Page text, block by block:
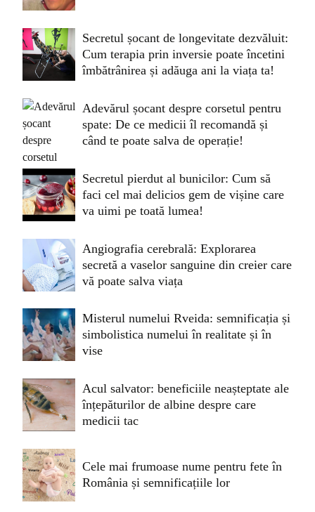
Secretul șocant de longevitate dezvăluit:
Cum terapia prin inversie poate încetini
îmbătrânirea și adăuga ani la viața ta!
Adevărul șocant despre corsetul pentru
spate: De ce medicii îl recomandă și
când te poate salva de operație!
Secretul pierdut al bunicilor: Cum să
faci cel mai delicios gem de vișine care
va uimi pe toată lumea!
Angiografia cerebrală: Explorarea
secretă a vaselor sanguine din creier care
vă poate salva viața
Misterul numelui Rveida: semnificația și
simbolistica numelui în realitate și în
vise
Acul salvator: beneficiile neașteptate ale
înțepăturilor de albine despre care
medicii tac
Cele mai frumoase nume pentru fete în
România și semnificațiile lor